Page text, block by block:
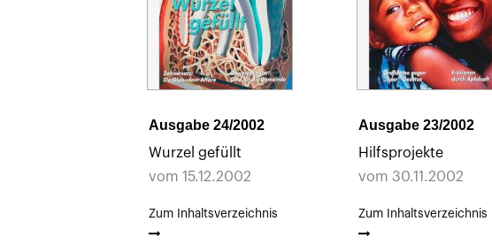
Ausgabe 24/2002
Wurzel gefüllt
vom 15.12.2002
Zum Inhaltsverzeichnis
Ausgabe 23/2002
Hilfsprojekte
vom 30.11.2002
Zum Inhaltsverzeichnis